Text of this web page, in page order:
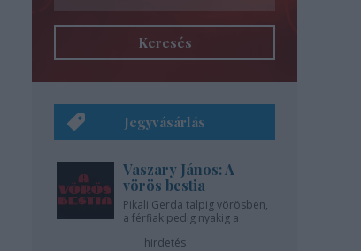
Keresés
Jegyvásárlás
Vaszary János: A
vörös bestia
Pikali Gerda talpig vörösben,
a férfiak pedig nyakig a
hirdetés